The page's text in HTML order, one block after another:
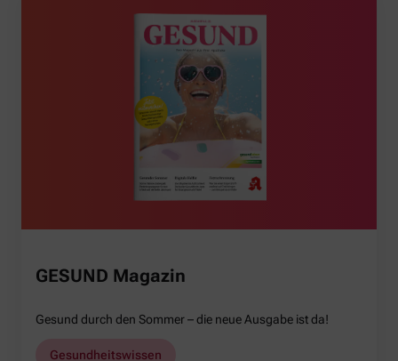
GESUND Magazin
Gesund durch den Sommer – die neue Ausgabe ist da!
Gesundheitswissen